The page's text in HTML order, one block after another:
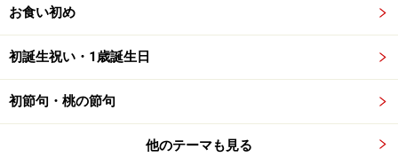
トッポンチーノの使い方と注意点
トッポンチーノはミシンがなくても手縫いで作れます。
お食い初め
初誕生祝い・1歳誕生日
初節句・桃の節句
他のテーマも見る